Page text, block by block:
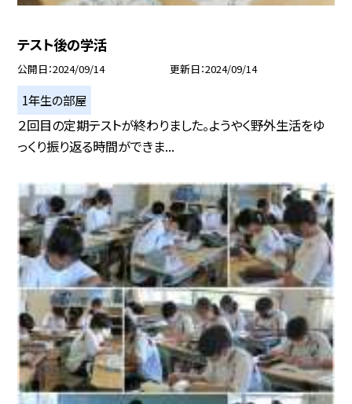
テスト後の学活
公開日 2024/09/14 更新日 2024/09/14
1年生の部屋
２回目の定期テストが終わりました。ようやく野外生活をゆ
っくり振り返る時間ができま...